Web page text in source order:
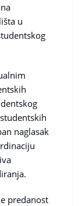
u
naglasak
predanost